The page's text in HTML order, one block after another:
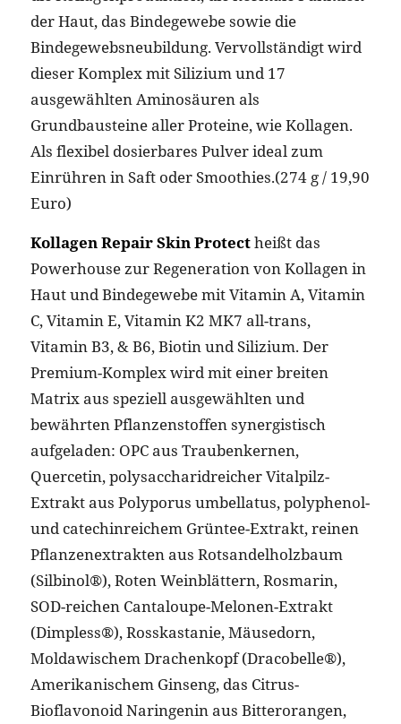
der Haut, das Bindegewebe sowie die
Bindegewebsneubildung. Vervollständigt wird
dieser Komplex mit Silizium und 17
ausgewählten Aminosäuren als
Grundbausteine aller Proteine, wie Kollagen.
Als flexibel dosierbares Pulver ideal zum
Einrühren in Saft oder Smoothies.(274 g / 19,90
Euro)
Kollagen Repair Skin Protectheißt das
Powerhouse zur Regeneration von Kollagen in
Haut und Bindegewebe mit Vitamin A, Vitamin
C, Vitamin E, Vitamin K2 MK7 all-trans,
Vitamin B3, & B6, Biotin und Silizium. Der
Premium-Komplex wird mit einer breiten
Matrix aus speziell ausgewählten und
bewährten Pflanzenstoffen synergistisch
aufgeladen: OPC aus Traubenkernen,
Quercetin, polysaccharidreicher Vitalpilz-
Extrakt aus Polyporus umbellatus, polyphenol-
und catechinreichem Grüntee-Extrakt, reinen
Pflanzenextrakten aus Rotsandelholzbaum
(Silbinol®), Roten Weinblättern, Rosmarin,
SOD-reichen Cantaloupe-Melonen-Extrakt
(Dimpless®), Rosskastanie, Mäusedorn,
Moldawischem Drachenkopf (Dracobelle®),
Amerikanischem Ginseng, das Citrus-
Bioflavonoid Naringenin aus Bitterorangen,